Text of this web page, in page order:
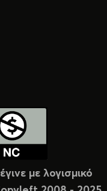
με λογισμικό